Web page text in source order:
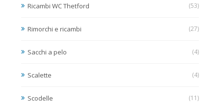
Ricambi WC Thetford (53)
Rimorchi e ricambi (27)
Sacchi a pelo (4)
Scalette (4)
Scodelle (11)